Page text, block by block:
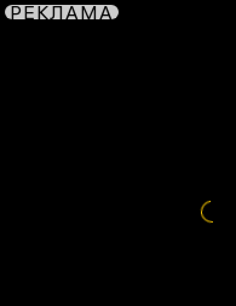
РЕКЛАМА